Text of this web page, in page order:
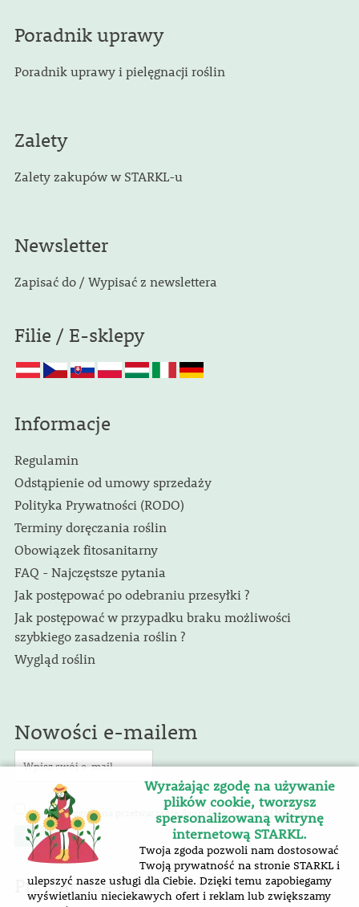
Poradnik uprawy
Poradnik uprawy i pielęgnacji roślin
Zalety
Zalety zakupów w STARKL-u
Newsletter
Zapisać do / Wypisać z newslettera
Filie / E-sklepy
Informacje
Regulamin
Odstąpienie od umowy sprzedaży
Polityka Prywatności (RODO)
Terminy doręczania roślin
Obowiązek fitosanitarny
FAQ - Najczęstsze pytania
Jak postępować po odebraniu przesyłki ?
Jak postępować w przypadku braku możliwości
szybkiego zasadzenia roślin ?
Wygląd roślin
Nowości e-mailem
Wyrażam zgodę na przetwarzanie danych osobowych (RODO)
Przyłączcie się do nas !
Wyrażając zgodę na używanie
plików cookie, tworzysz
spersonalizowaną witrynę
internetową STARKL.
Twoja zgoda pozwoli nam dostosować
Twoją prywatność na stronie STARKL i
ulepszyć nasze usługi dla Ciebie. Dzięki temu zapobiegamy
wyświetlaniu nieciekawych ofert i reklam lub zwiększamy